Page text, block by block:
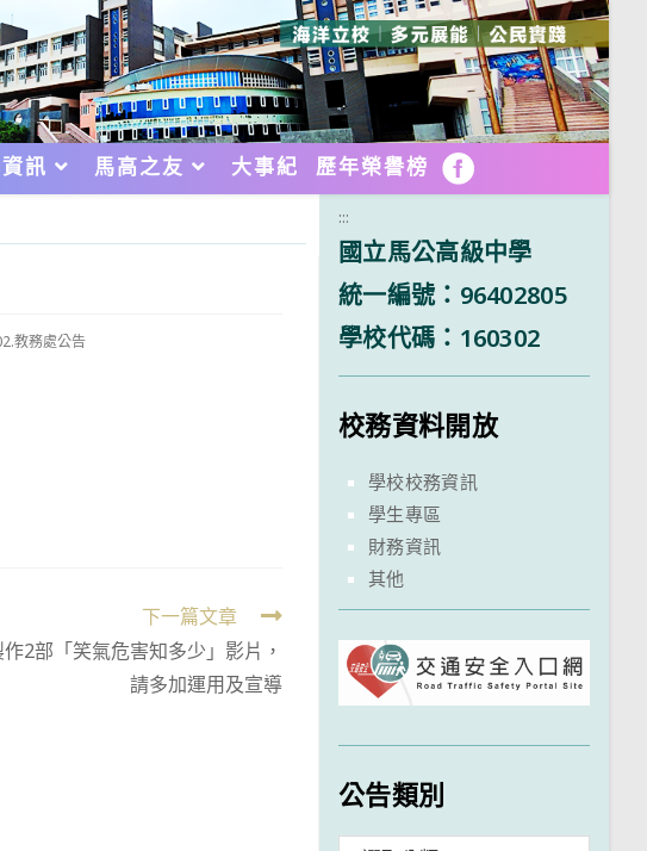
資訊 馬高之友 大事紀 歷年榮譽榜 FB
教務處公告
下一篇文章
2部「笑氣危害知多少」影片，
請多加運用及宣導
:::
國立馬公高級中學
統一編號：96402805
學校代碼：160302
校務資料開放
學校校務資訊
學生專區
財務資訊
其他
公告類別